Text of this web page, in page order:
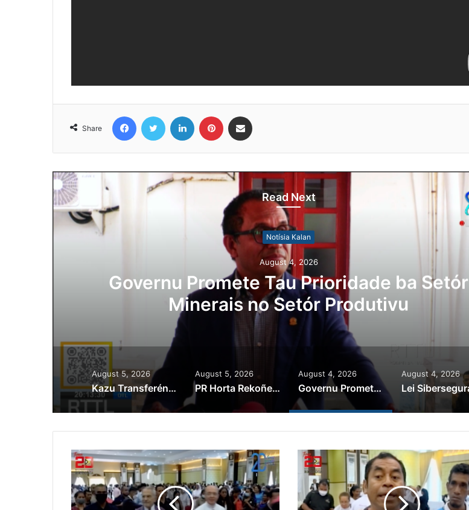
Share
Read Next
Notísia Kalan
August 4, 2026
Governu Promete Tau Prioridade ba Setór
Minerais no Setór Produtivu
August 5, 2026
Kazu Transferénsia Osan Millaun 42 Husi Singapura, Advogadu Sei Halo Rekursu
August 5, 2026
PR Horta Rekoñese Timoroan Sira Iha Diáspora Nia Kontribuisaun
August 4, 2026
Governu Promete Tau Prioridade ba Setór Minerais no Setór Produtivu
August 4, 2026